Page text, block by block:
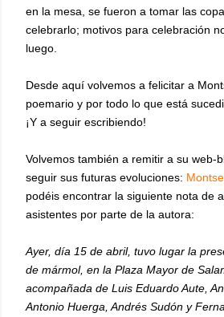
en la mesa, se fueron a tomar las
celebrarlo; motivos para celebración
luego.
Desde aquí volvemos a felicitar a
poemario y por todo lo que está
¡Y a seguir escribiendo!
Volvemos también a remitir a su web-
seguir sus futuras evoluciones:
podéis encontrar la siguiente nota de
asistentes por parte de la autora:
Ayer, día 15 de abril, tuvo lugar la
de mármol, en la Plaza Mayor de
acompañada de Luis Eduardo Aute,
Antonio Huerga, Andrés Sudón y